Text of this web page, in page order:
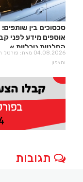
סכסוכים בין שותפים:
אוספים מידע לפני
החלטות גורליות
04.08.2026 מאת:
והצפון
תגובות